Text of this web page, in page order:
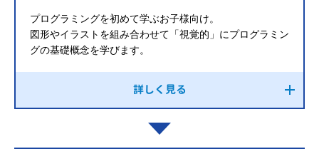
プログラミングを初めて学ぶお子様向け。
図形やイラストを組み合わせて「視覚的」にプログラミン
グの基礎概念を学びます。
詳しく見る